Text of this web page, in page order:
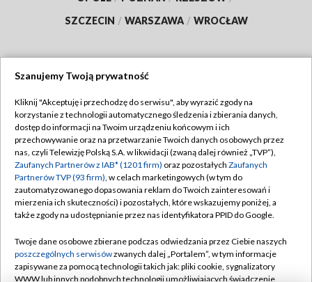
SZCZECIN / WARSZAWA / WROCŁAW
TVP
Abonament TVP
Emisja w TVP
Centrum informacji TVP
Naziemna Telewizja Cyfrowa
Rada Programowa
System NOS
Regulamin TVP
Polityka prywatności
Moje zgody
Pomoc
Kontakt
Szanujemy Twoją prywatność
Kliknij "Akceptuję i przechodzę do serwisu", aby wyrazić zgody na
korzystanie z technologii automatycznego śledzenia i zbierania danych,
dostęp do informacji na Twoim urządzeniu końcowym i ich
przechowywanie oraz na przetwarzanie Twoich danych osobowych przez
nas, czyli Telewizję Polską S.A. w likwidacji (zwaną dalej również „TVP”),
Zaufanych Partnerów z IAB* (1201 firm) oraz pozostałych Zaufanych
Partnerów TVP (93 firm), w celach marketingowych (w tym do
zautomatyzowanego dopasowania reklam do Twoich zainteresowań i
mierzenia ich skuteczności) i pozostałych, które wskazujemy poniżej, a
także zgody na udostępnianie przez nas identyfikatora PPID do Google.
Twoje dane osobowe zbierane podczas odwiedzania przez Ciebie naszych
poszczególnych serwisówzwanych dalej „Portalem”, w tym informacje
zapisywane za pomocą technologii takich jak: pliki cookie, sygnalizatory
WWW lub innych podobnych technologii umożliwiających świadczenie